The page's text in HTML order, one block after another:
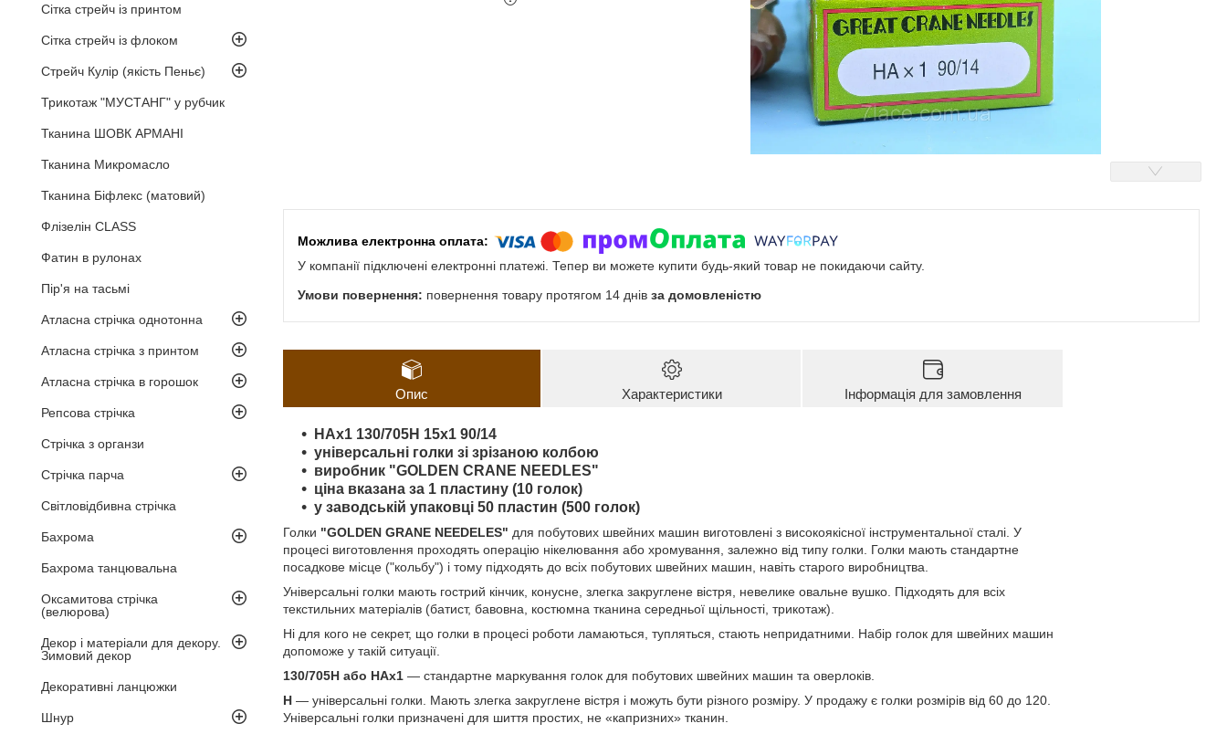
Сітка стрейч із принтом
Сітка стрейч із флоком
Стрейч Кулір (якість Пеньє)
Трикотаж "МУСТАНГ" у рубчик
Тканина ШОВК АРМАНІ
Тканина Микромасло
Тканина Біфлекс (матовий)
Флізелін CLASS
Фатин в рулонах
Пір'я на тасьмі
Атласна стрічка однотонна
Атласна стрічка з принтом
Атласна стрічка в горошок
Репсова стрічка
Стрічка з органзи
Стрічка парча
Світловідбивна стрічка
Бахрома
Бахрома танцювальна
Оксамитова стрічка
(велюрова)
Декор і матеріали для декору.
Зимовий декор
Декоративні ланцюжки
Шнур
У компанії підключені електронні платежі. Тепер ви можете купити будь-який товар не покидаючи сайту.
повернення товару протягом 14 днів за домовленістю
Опис Характеристики Інформація для замовлення
HAx1 130/705H 15x1 90/14
універсальні голки зі зрізаною колбою
виробник "GOLDEN CRANE NEEDLES"
ціна вказана за 1 пластину (10 голок)
у заводській упаковці 50 пластин (500 голок)
Голки "GOLDEN GRANE NEEDELES" для побутових швейних машин виготовлені з високоякісної інструментальної сталі. У
процесі виготовлення проходять операцію нікелювання або хромування, залежно від типу голки. Голки мають стандартне
посадкове місце ("кольбу") і тому підходять до всіх побутових швейних машин, навіть старого виробництва.
Універсальні голки мають гострий кінчик, конусне, злегка закруглене вістря, невелике овальне вушко. Підходять для всіх
текстильних матеріалів (батист, бавовна, костюмна тканина середньої щільності, трикотаж).
Ні для кого не секрет, що голки в процесі роботи ламаються, тупляться, стають непридатними. Набір голок для швейних машин
допоможе у такій ситуації.
130/705H або HAx1 — стандартне маркування голок для побутових швейних машин та оверлоків.
H — універсальні голки. Мають злегка закруглене вістря і можуть бути різного розміру. У продажу є голки розмірів від 60 до 120.
Універсальні голки призначені для шиття простих, не «капризних» тканин.